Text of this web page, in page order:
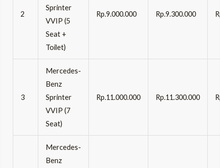
2
Sprinter
VVIP (5
Seat +
Toilet)
Rp.9.000.000 Rp.9.300.000
3
Mercedes-
Benz
Sprinter
VVIP (7
Seat)
Rp.11.000.000 Rp.11.300.000
Mercedes-
Benz